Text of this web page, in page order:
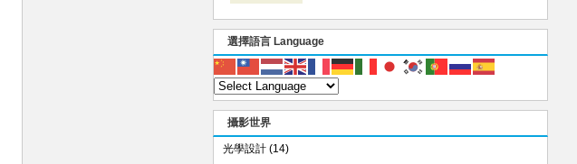
選擇語言 Language
攝影世界
光學設計 (14)